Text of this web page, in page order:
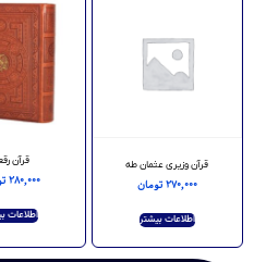
قرآن وزیری عثمان طه
۲۷۰,۰۰۰تومان
اطلاعات بیشتر
قرآن
۲۸۰,۰۰۰
اطلاعات